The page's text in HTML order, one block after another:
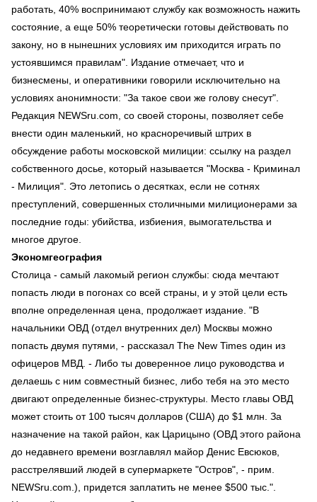
работать, 40% воспринимают службу как возможность нажить
состояние, а еще 50% теоретически готовы действовать по
закону, но в нынешних условиях им приходится играть по
устоявшимся правилам". Издание отмечает, что и
бизнесмены, и оперативники говорили исключительно на
условиях анонимности: "За такое свои же голову снесут".
Редакция NEWSru.com, со своей стороны, позволяет себе
внести один маленький, но красноречивый штрих в
обсуждение работы московской милиции: ссылку на раздел
собственного досье, который называется "Москва - Криминал
- Милиция". Это летопись о десятках, если не сотнях
преступлений, совершенных столичными милиционерами за
последние годы: убийства, избиения, вымогательства и
многое другое.
Экономгеография
Столица - самый лакомый регион службы: сюда мечтают
попасть люди в погонах со всей страны, и у этой цели есть
вполне определенная цена, продолжает издание. "В
начальники ОВД (отдел внутренних дел) Москвы можно
попасть двумя путями, - рассказал The New Times один из
офицеров МВД. - Либо ты доверенное лицо руководства и
делаешь с ним совместный бизнес, либо тебя на это место
двигают определенные бизнес-структуры. Место главы ОВД
может стоить от 100 тысяч долларов (США) до $1 млн. За
назначение на такой район, как Царицыно (ОВД этого района
до недавнего времени возглавлял майор Денис Евсюков,
расстрелявший людей в супермаркете "Остров", - прим.
NEWSru.com.), придется заплатить не менее $500 тыс.".